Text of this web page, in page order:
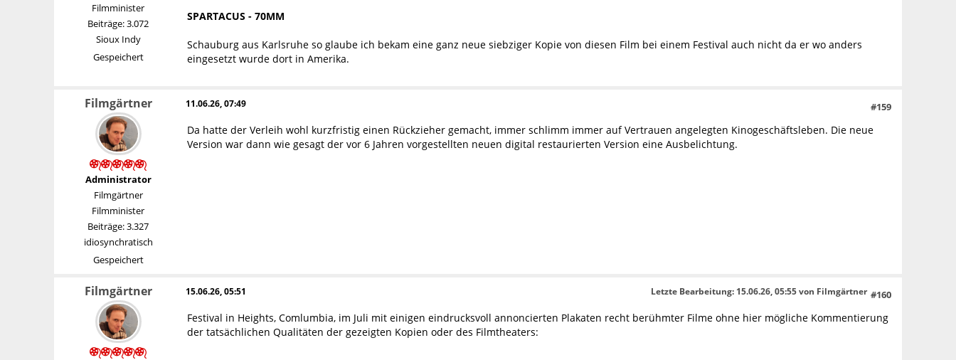
Filmminister
Beiträge: 3.072
Sioux Indy
Gespeichert
SPARTACUS - 70MM
Schauburg aus Karlsruhe so glaube ich bekam eine ganz neue siebziger Kopie von diesen Film bei einem Festival auch nicht da er wo anders
eingesetzt wurde dort in Amerika.
Filmgärtner
Administrator
Filmgärtner
Filmminister
Beiträge: 3.327
idiosynchratisch
Gespeichert
11.06.26, 07:49 #159
Da hatte der Verleih wohl kurzfristig einen Rückzieher gemacht, immer schlimm immer auf Vertrauen angelegten Kinogeschäftsleben. Die neue
Version war dann wie gesagt der vor 6 Jahren vorgestellten neuen digital restaurierten Version eine Ausbelichtung.
Filmgärtner 15.06.26, 05:51 #160
Letzte Bearbeitung: 15.06.26, 05:55 von Filmgärtner
Festival in Heights, Comlumbia, im Juli mit einigen eindrucksvoll annoncierten Plakaten recht berühmter Filme ohne hier mögliche Kommentierung
der tatsächlichen Qualitäten der gezeigten Kopien oder des Filmtheaters: